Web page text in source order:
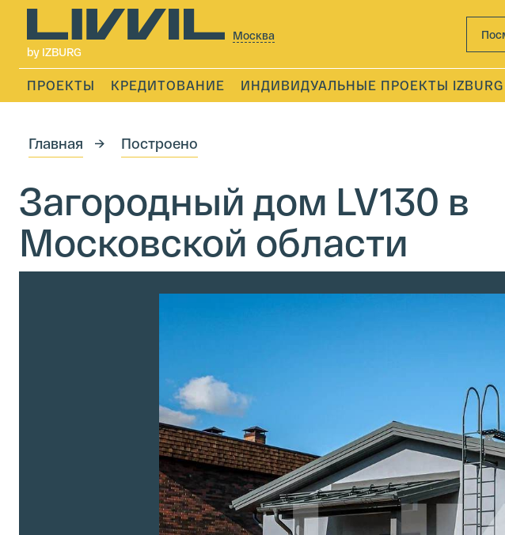
by IZBURG
Москва
ПРОЕКТЫ КРЕДИТОВАНИЕ ИНДИВИДУАЛЬНЫЕ ПРОЕКТЫ IZBURG
Главная Построено
Загородный дом LV130 в
Московской области